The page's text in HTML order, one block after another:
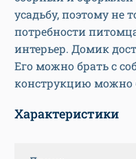
усадьбу, поэтому не
потребности
интерьер. Домик
Его можно брать с
конструкцию можно
Характеристики